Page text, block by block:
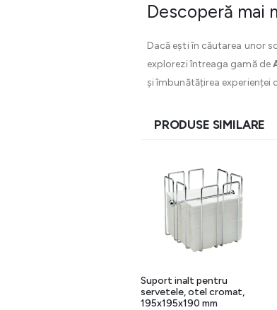
Descoperă mai
Dacă ești în căutarea unor
explorezi întreaga gamă de
și îmbunătățirea experienței
PRODUSE SIMILARE
Suport inalt pentru
servetele, otel cromat,
195x195x190 mm